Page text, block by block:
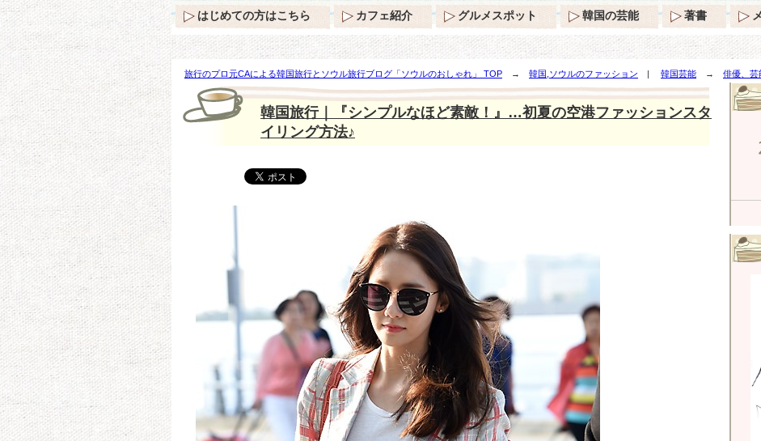
旅行のプロ元CAによる韓国旅行とソウル旅行ブログ「ソウルのおしゃれ」 TOP → 韓国,ソウルのファッション | 韓国芸能 → 俳優、芸
ルなほど素敵！』…初夏の空港ファッションスタイリング方法♪
韓国旅行｜『シンプルなほど素敵！』…初夏の空港ファッションスタ
イリング方法♪
はじめての方はこちら カフェ紹介 グルメスポット 韓国の芸能 著書